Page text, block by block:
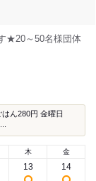
★20～50名様団体
ん280円 金曜日
木
13
金
14